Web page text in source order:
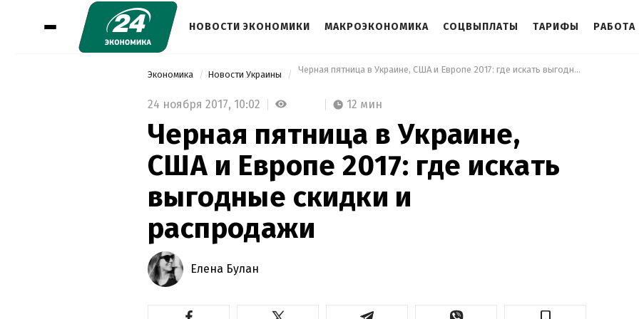
НОВОСТИ ЭКОНОМИКИ МАКРОЭКОНОМИКА СОЦВЫПЛАТЫ ТАРИФЫ РАБОТА
Экономика Новости Украины Черная пятница в Украине, США и Европе 2017: где искать выгодные скидки и
24 ноября 2017, 10:02 12 мин
Черная пятница в Украине,
США и Европе 2017: где искать
выгодные скидки и
распродажи
Елена Булан